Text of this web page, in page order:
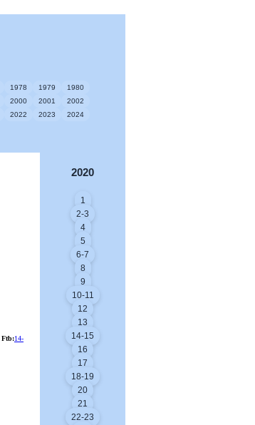
1978 1979
1980
2000 2001
2002
2022 2023
2024
Ftb:14-
2020
1
2-3
4
5
6-7
8
9
10-11
12
13
14-15
16
17
18-19
20
21
22-23